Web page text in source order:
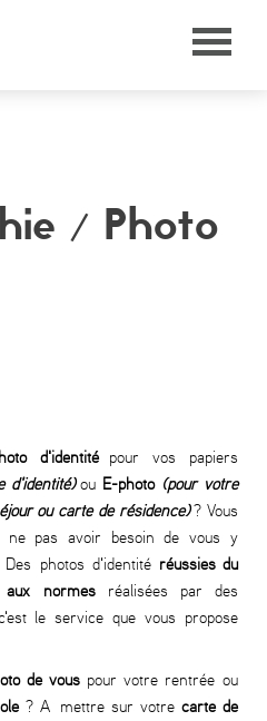
/ Photo
d'identité pour vos papiers
d'identité) ou E-photo (pour votre
ou carte de résidence)? Vous
ne pas avoir besoin de vous y
photos d'identité réussies du
aux normesréalisées par des
le service que vous propose
de vous pour votre rentrée ou
? A mettre sur votre carte de